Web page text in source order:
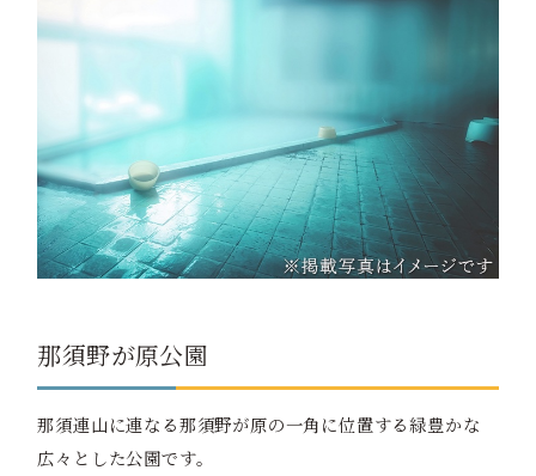
那須野が原公園
那須連山に連なる那須野が原の一角に位置する緑豊かな
広々とした公園です。